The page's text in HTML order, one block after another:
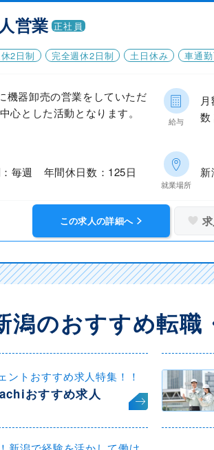
営業 正社員
2日制 完全週休2日制 土日休み 車通
機器卸売の営業をしていただ
心とした活動となります。
給与
数
毎週 年間休日数：125日
就業場所
新
この求人の詳細へ
潟のおすすめ転職
ントおすすめ求人特集！！
おすすめ求人